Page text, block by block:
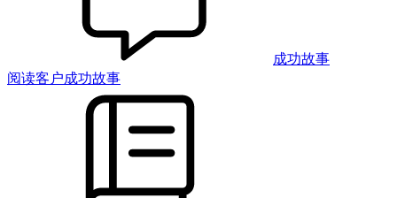
成功故事
阅读客户成功故事